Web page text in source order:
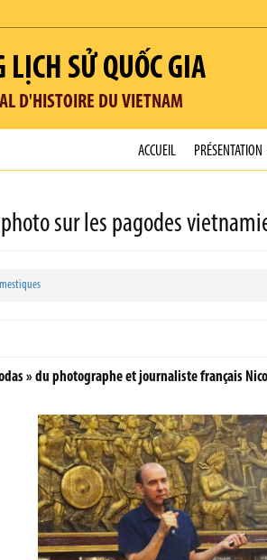
LỊCH SỬ QUỐC GIA
D'HISTOIRE DU VIETNAM
ACCUEIL PRÉSENTATION
sur les pagodes
» du photographe et journaliste français